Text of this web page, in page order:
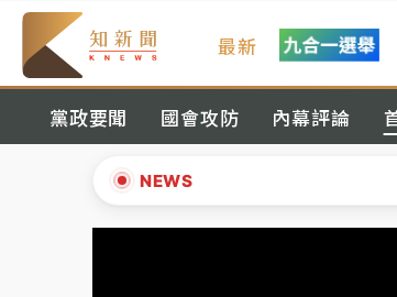
最新
黨政要聞 國會攻防 內幕評論
NEWS
日職｜ 林安可狀態正好卻因左膝
韓股最壞時期已過？大摩估去槓
「白海豚」雨炸新北！通報109